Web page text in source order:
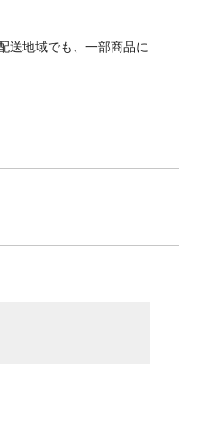
送地域でも、一部商品に